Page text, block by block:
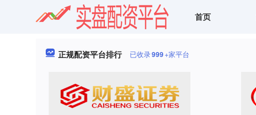
首页
正规配资平台排行 已收录999+家平台